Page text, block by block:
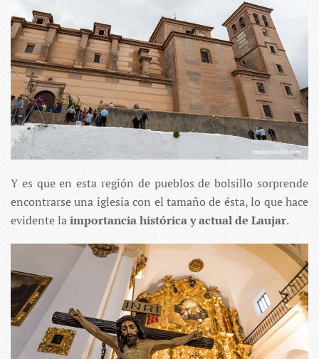
Y es que en esta región de pueblos de bolsillo sorprende
encontrarse una iglesia con el tamaño de ésta, lo que hace
evidente laimportancia histórica y actual de Laujar.